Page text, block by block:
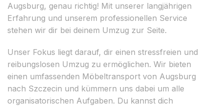
Augsburg, genau richtig! Mit unserer langjährigen
Erfahrung und unserem professionellen Service
stehen wir dir bei deinem Umzug zur Seite.
Unser Fokus liegt darauf, dir einen stressfreien und
reibungslosen Umzug zu ermöglichen. Wir bieten
einen umfassenden Möbeltransport von Augsburg
nach Szczecin und kümmern uns dabei um alle
organisatorischen Aufgaben. Du kannst dich